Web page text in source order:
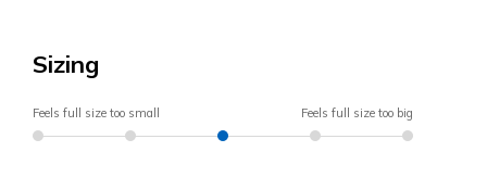
Sizing
Feels full size too small Feels full size too big